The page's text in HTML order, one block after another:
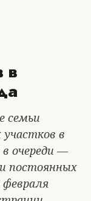
в
семьи
в
в очереди —
постоянных